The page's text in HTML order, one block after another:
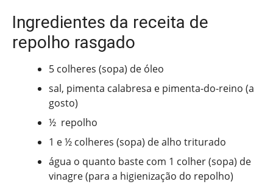
Ingredientes da receita de
repolho rasgado
5 colheres (sopa) de óleo
sal, pimenta calabresa e pimenta-do-reino (a
gosto)
½ repolho
1 e ½ colheres (sopa) de alho triturado
água o quanto baste com 1 colher (sopa) de
vinagre (para a higienização do repolho)